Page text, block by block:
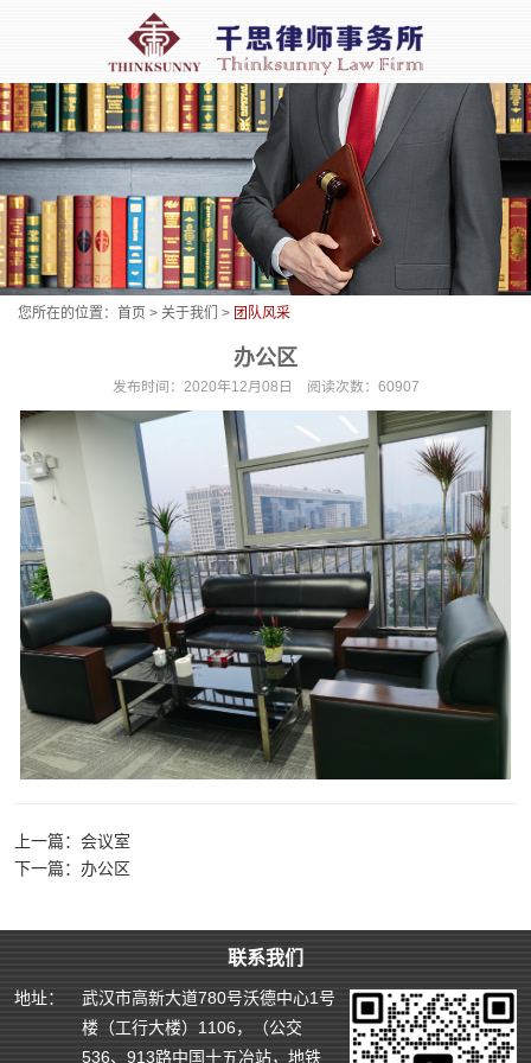
您所在的位置： 首页 > 关于我们 > 团队风采
办公区
发布时间：2020年12月08日 阅读次数：60907
上一篇：会议室
下一篇：办公区
联系我们
地址：
武汉市高新大道780号沃德中心1号
楼（工行大楼）1106，（公交
536、913路中国十五冶站，地铁